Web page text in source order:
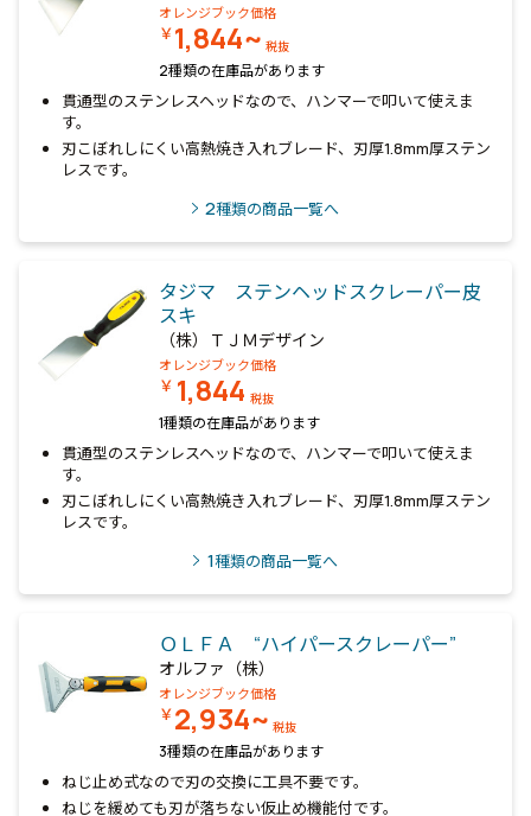
オレンジブック価格
￥1,844~ 税抜
2種類の在庫品があります
貫通型のステンレスヘッドなので、ハンマーで叩いて使えま
す。
刃こぼれしにくい高熱焼き入れブレード、刃厚1.8mm厚ステン
レスです。
2種類の商品一覧へ
タジマ ステンヘッドスクレーパー皮
スキ
（株）ＴＪＭデザイン
オレンジブック価格
￥ 1,844 税抜
1種類の在庫品があります
貫通型のステンレスヘッドなので、ハンマーで叩いて使えま
す。
刃こぼれしにくい高熱焼き入れブレード、刃厚1.8mm厚ステン
レスです。
1種類の商品一覧へ
ＯＬＦＡ “ハイパースクレーパー”
オルファ（株）
オレンジブック価格
￥2,934~ 税抜
3種類の在庫品があります
ねじ止め式なので刃の交換に工具不要です。
ねじを緩めても刃が落ちない仮止め機能付です。